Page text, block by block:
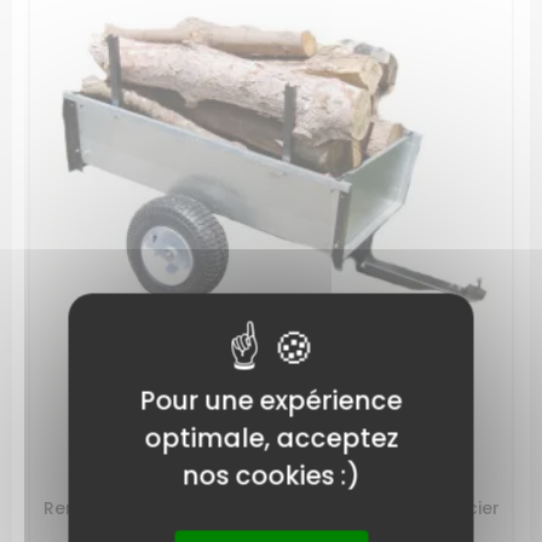
Remorque autoportée Galva
RÉFÉRENCE: XBIGAL450
Remorque adaptable sur autoportees, benne acier
galvanisé, charge utile 450Kg. Chassis...
Pour une expérience
optimale, acceptez
nos cookies :)